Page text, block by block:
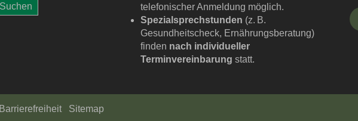
telefonischer Anmeldung möglich.
Spezialsprechstunden (z. B.
Gesundheitscheck, Ernährungsberatung)
finden nach individueller
Terminvereinbarung statt.
Barrierefreiheit Sitemap